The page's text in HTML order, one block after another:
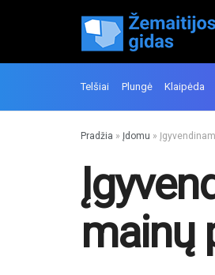
Telšiai Plungė Klaipėda
Pradžia » Įdomu »
mainų